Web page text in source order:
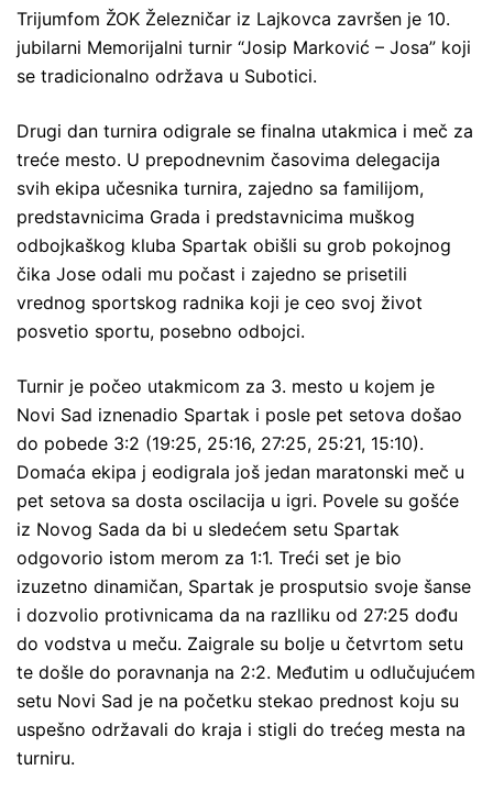
Trijumfom ŽOK Železničar iz Lajkovca završen je 10.
jubilarni Memorijalni turnir “Josip Marković – Josa” koji
se tradicionalno održava u Subotici.
Drugi dan turnira odigrale se finalna utakmica i meč za
treće mesto. U prepodnevnim časovima delegacija
svih ekipa učesnika turnira, zajedno sa familijom,
predstavnicima Grada i predstavnicima muškog
odbojkaškog kluba Spartak obišli su grob pokojnog
čika Jose odali mu počast i zajedno se prisetili
vrednog sportskog radnika koji je ceo svoj život
posvetio sportu, posebno odbojci.
Turnir je počeo utakmicom za 3. mesto u kojem je
Novi Sad iznenadio Spartak i posle pet setova došao
do pobede 3:2 (19:25, 25:16, 27:25, 25:21, 15:10).
Domaća ekipa j eodigrala još jedan maratonski meč u
pet setova sa dosta oscilacija u igri. Povele su gošće
iz Novog Sada da bi u sledećem setu Spartak
odgovorio istom merom za 1:1. Treći set je bio
izuzetno dinamičan, Spartak je prosputsio svoje šanse
i dozvolio protivnicama da na razlliku od 27:25 dođu
do vodstva u meču. Zaigrale su bolje u četvrtom setu
te došle do poravnanja na 2:2. Međutim u odlučujućem
setu Novi Sad je na početku stekao prednost koju su
uspešno održavali do kraja i stigli do trećeg mesta na
turniru.